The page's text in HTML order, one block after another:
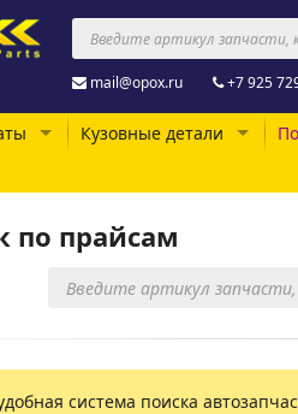
mail@opox.ru +7 925
Кузовные детали
по прайсам
система поиска